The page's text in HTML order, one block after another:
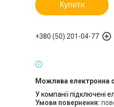
Купити
+380 (50) 201-04-77
У компанії підключені